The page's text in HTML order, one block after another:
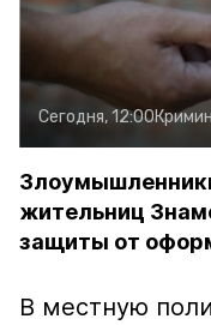
Сегодня, 12:00
жительниц
защиты от
В местную